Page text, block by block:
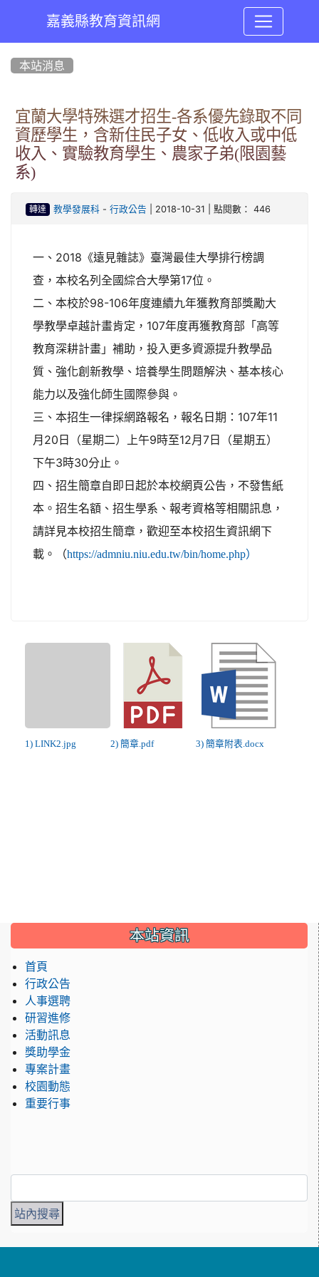
嘉義縣教育資訊網
本站消息
宜蘭大學特殊選才招生-各系優先錄取不同
資歷學生，含新住民子女、低收入或中低
收入、實驗教育學生、農家子弟(限園藝
系)
轉達 教學發展科- 行政公告 | 2018-10-31 | 點閱數： 446
一、2018《遠見雜誌》臺灣最佳大學排行榜調
查，本校名列全國綜合大學第17位。
二、本校於98-106年度連續九年獲教育部獎勵大
學教學卓越計畫肯定，107年度再獲教育部「高等
教育深耕計畫」補助，投入更多資源提升教學品
質、強化創新教學、培養學生問題解決、基本核心
能力以及強化師生國際參與。
三、本招生一律採網路報名，報名日期：107年11
月20日（星期二）上午9時至12月7日（星期五）
下午3時30分止。
四、招生簡章自即日起於本校網頁公告，不發售紙
本。招生名額、招生學系、報考資格等相關訊息，
請詳見本校招生簡章，歡迎至本校招生資訊網下
載。（https://admniu.niu.edu.tw/bin/home.php）
1) LINK2.jpg 2) 簡章.pdf 3) 簡章附表.docx
::: 本站資訊
首頁
行政公告
人事選聘
研習進修
活動訊息
獎助學金
專案計畫
校園動態
重要行事